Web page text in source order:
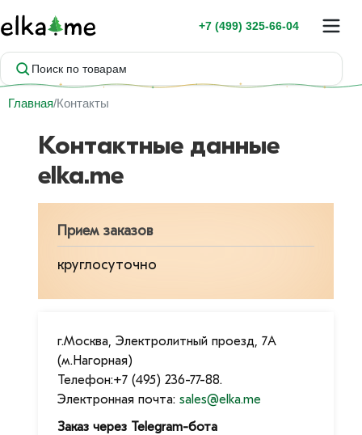
+7 (499) 325-66-04
Поиск по товарам
Главная Контакты
Контактные данные
elka.me
Прием заказов
круглосуточно
г.Москва, Электролитный проезд, 7А
(м.Нагорная)
Телефон:+7 (495) 236-77-88.
Электронная почта: sales@elka.me
Заказ через Telegram-бота